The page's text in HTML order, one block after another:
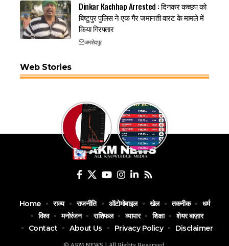
Dinkar Kachhap Arrested : दिनकर कच्छप को
बिष्टुपुर पुलिस ने एक गैर जमानती वारंट के मामले में
किया गिरफ्तार
जमशेदपुर
Web Stories
Home राज्य राजनीति ऑटोमोबाइल खेल तकनीक
धर्म
विश्व
मनोरंजन राशिफल व्यापार शिक्षा
शेयर बाज़ार
Contact
About Us Privacy Policy Disclaimer